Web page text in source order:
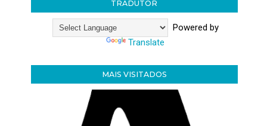
TRADUTOR
Powered by
Translate
MAIS VISITADOS